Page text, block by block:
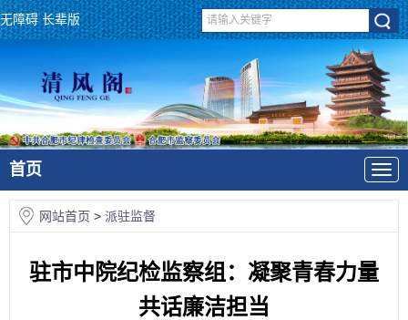
无障碍 长辈版
首页
网站首页 > 派驻监督
驻市中院纪检监察组：凝聚青春力量
共话廉洁担当